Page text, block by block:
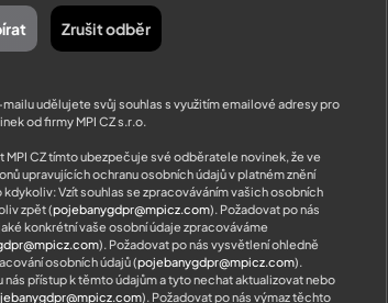
mailu udělujete svůj souhlas s využitím emailové adresy pro
od firmy MPI CZ s.r.o.
MPI CZ tímto ubezpečuje své odběratele novinek, že ve
upravujících ochranu osobních údajů v platném znění
kdykoliv: Vzít souhlas se zpracováváním vašich osobních
zpět (pojebanygdpr@mpicz.com). Požadovat po nás
konkrétní vaše osobní údaje zpracováváme
). Požadovat po nás vysvětlení ohledně
osobních údajů (pojebanygdpr@mpicz.com).
nás přístup k těmto údajům a tyto nechat aktualizovat nebo
). Požadovat po nás výmaz těchto